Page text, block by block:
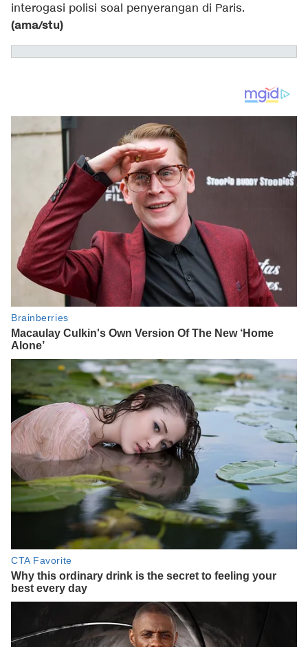
interogasi polisi soal penyerangan di Paris.
(ama/stu)